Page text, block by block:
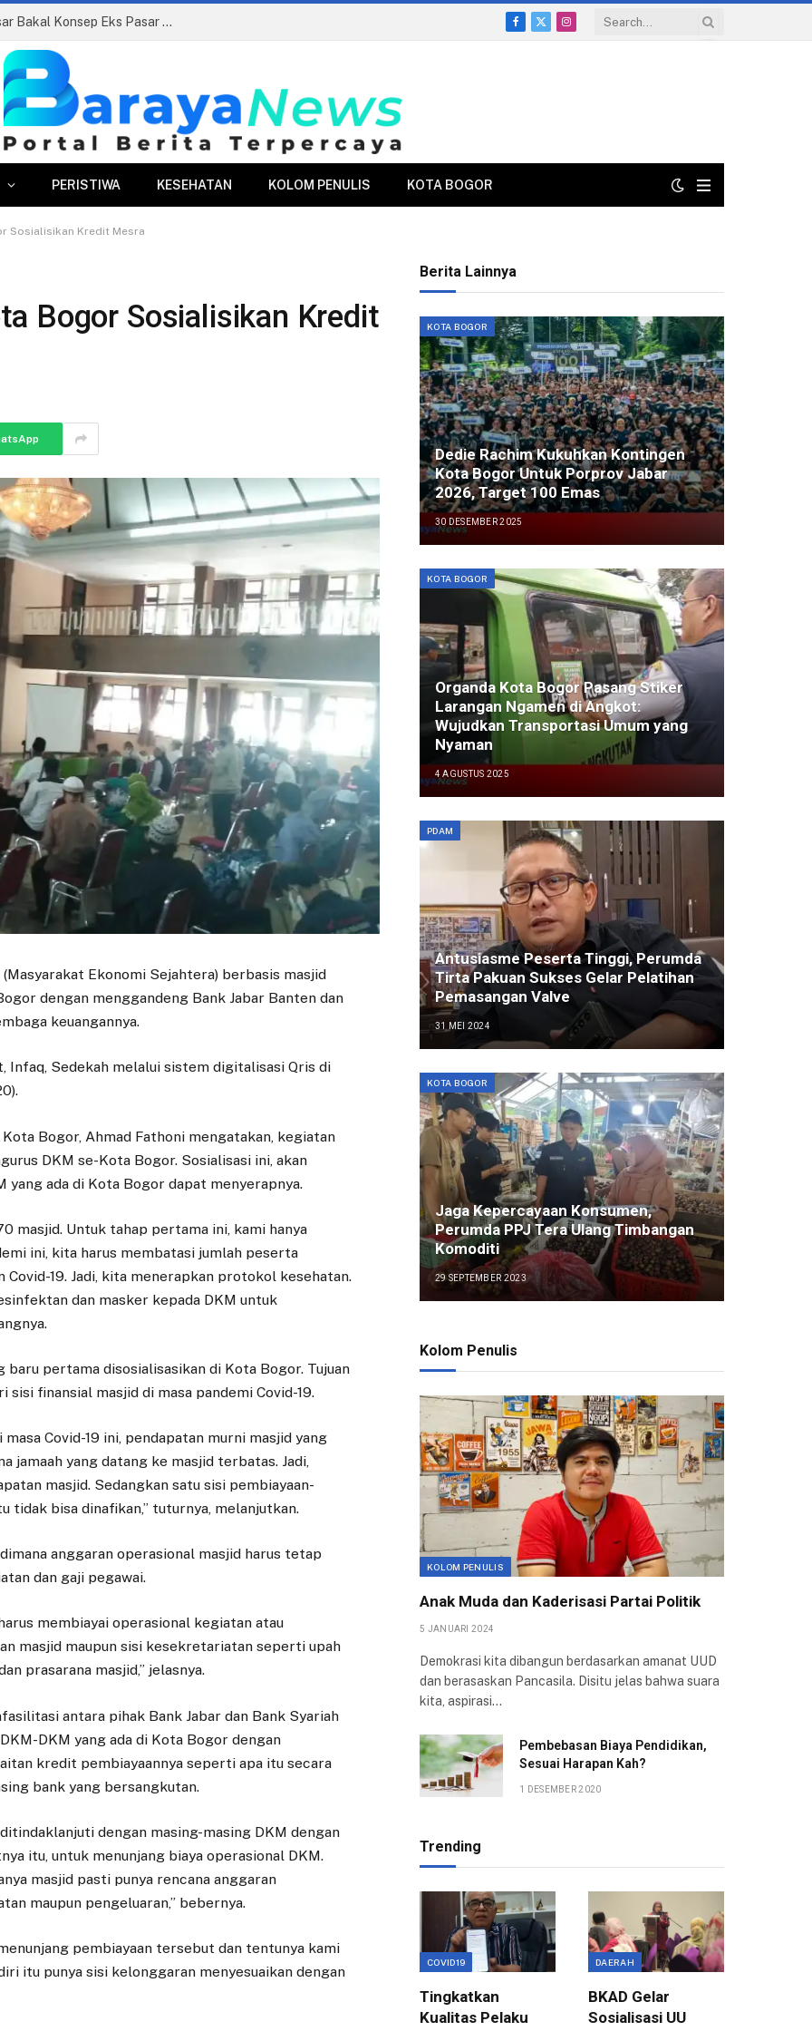
Siapkan Beauty Contest, Perumda Pasar Bakal Konsep Eks Pasar Bogor Jadi Kawasan Terpadu
Facebook
X
Instagram
PERISTIWA KESEHATAN KOLOM PENULIS KOTA BOGOR
Sosialisikan Kredit Mesra
Bogor Sosialisikan Kredit
Ekonomi Sejahtera) berbasis masjid
dengan menggandeng Bank Jabar Banten dan
keuangannya.
Infaq, Sedekah melalui sistem digitalisasi Qris di
Bogor, Ahmad Fathoni mengatakan, kegiatan
DKM se-Kota Bogor. Sosialisasi ini, akan
ada di Kota Bogor dapat menyerapnya.
masjid. Untuk tahap pertama ini, kami hanya
ini, kita harus membatasi jumlah peserta
19. Jadi, kita menerapkan protokol kesehatan.
dan masker kepada DKM untuk
pertama disosialisasikan di Kota Bogor. Tujuan
finansial masjid di masa pandemi Covid-19.
Covid-19 ini, pendapatan murni masjid yang
jamaah yang datang ke masjid terbatas. Jadi,
masjid. Sedangkan satu sisi pembiayaan-
tidak bisa dinafikan,” tuturnya, melanjutkan.
anggaran operasional masjid harus tetap
dan gaji pegawai.
membiayai operasional kegiatan atau
masjid maupun sisi kesekretariatan seperti upah
prasarana masjid,” jelasnya.
antara pihak Bank Jabar dan Bank Syariah
DKM yang ada di Kota Bogor dengan
kredit pembiayaannya seperti apa itu secara
bank yang bersangkutan.
dengan masing-masing DKM dengan
itu, untuk menunjang biaya operasional DKM.
masjid pasti punya rencana anggaran
maupun pengeluaran,” bebernya.
pembiayaan tersebut dan tentunya kami
itu punya sisi kelonggaran menyesuaikan dengan
Berita Lainnya
KOTA BOGOR
Dedie Rachim Kukuhkan Kontingen
Kota Bogor Untuk Porprov Jabar
2026, Target 100 Emas
30 DESEMBER 2025
KOTA BOGOR
Organda Kota Bogor Pasang Stiker
Larangan Ngamen di Angkot:
Wujudkan Transportasi Umum yang
Nyaman
4 AGUSTUS 2025
PDAM
Antusiasme Peserta Tinggi, Perumda
Tirta Pakuan Sukses Gelar Pelatihan
Pemasangan Valve
31 MEI 2024
KOTA BOGOR
Jaga Kepercayaan Konsumen,
Perumda PPJ Tera Ulang Timbangan
Komoditi
29 SEPTEMBER 2023
Kolom Penulis
KOLOM PENULIS
Anak Muda dan Kaderisasi Partai Politik
5 JANUARI 2024
Demokrasi kita dibangun berdasarkan amanat UUD
dan berasaskan Pancasila. Disitu jelas bahwa suara
kita, aspirasi…
Pembebasan Biaya Pendidikan,
Sesuai Harapan Kah?
1 DESEMBER 2020
Trending
COVID19
Tingkatkan
Kualitas Pelaku
DAERAH
BKAD Gelar
Sosialisasi UU